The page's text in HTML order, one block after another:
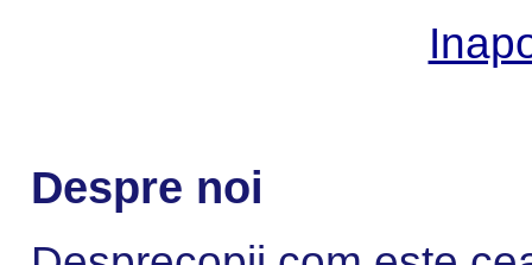
Despre noi